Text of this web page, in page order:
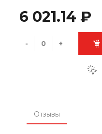
6 021.14 ₽
- +
Отзывы